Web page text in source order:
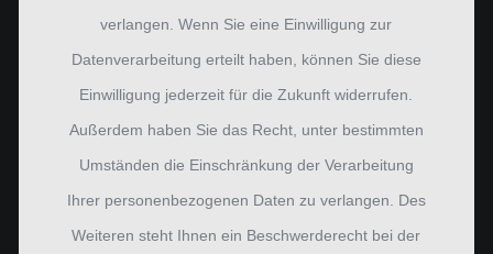
verlangen. Wenn Sie eine Einwilligung zur
Datenverarbeitung erteilt haben, können Sie diese
Einwilligung jederzeit für die Zukunft widerrufen.
Außerdem haben Sie das Recht, unter bestimmten
Umständen die Einschränkung der Verarbeitung
Ihrer personenbezogenen Daten zu verlangen. Des
Weiteren steht Ihnen ein Beschwerderecht bei der